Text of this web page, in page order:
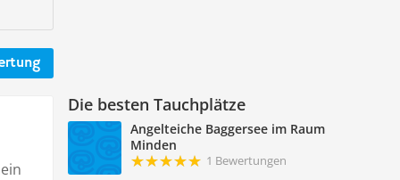
Die besten Tauchplätze
Angelteiche Baggersee im Raum
Minden
1 Bewertungen